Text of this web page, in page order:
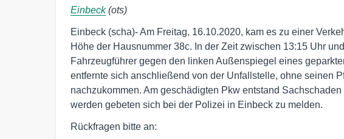
Einbeck(ots)
Einbeck (scha)- Am Freitag, 16.10.2020, kam es zu einer
Höhe der Hausnummer 38c. In der Zeit zwischen 13:15 Uhr
Fahrzeugführer gegen den linken Außenspiegel eines
entfernte sich anschließend von der Unfallstelle, ohne seinen
nachzukommen. Am geschädigten Pkw entstand
werden gebeten sich bei der Polizei in Einbeck zu melden.
Rückfragen bitte an: